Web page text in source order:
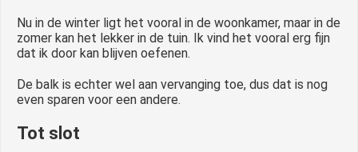
Nu in de winter ligt het vooral in de woonkamer, maar in de
zomer kan het lekker in de tuin. Ik vind het vooral erg fijn
dat ik door kan blijven oefenen.
De balk is echter wel aan vervanging toe, dus dat is nog
even sparen voor een andere.
Tot slot